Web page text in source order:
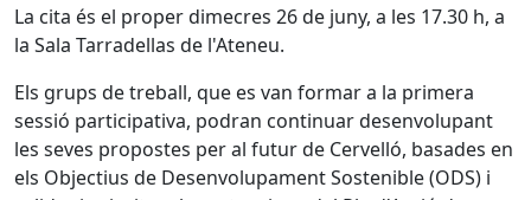
La cita és el proper dimecres 26 de juny, a les 17.30 h, a
la Sala Tarradellas de l'Ateneu.
Els grups de treball, que es van formar a la primera
sessió participativa, podran continuar desenvolupant
les seves propostes per al futur de Cervelló, basades en
els Objectius de Desenvolupament Sostenible (ODS) i